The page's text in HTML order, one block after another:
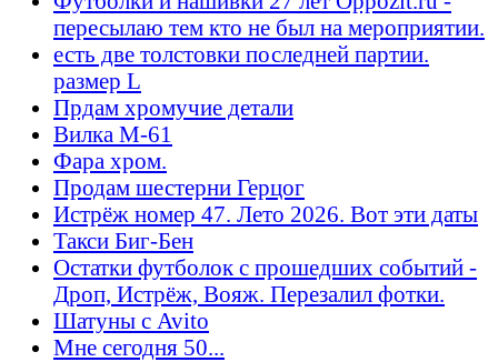
пересылаю тем кто не был на мероприятии.
есть две толстовки последней партии.
размер L
Прдам хромучие детали
Вилка М-61
Фара хром.
Продам шестерни Герцог
Истрёж номер 47. Лето 2026. Вот эти даты
Такси Биг-Бен
Остатки футболок с прошедших событий -
Дроп, Истрёж, Вояж. Перезалил фотки.
Шатуны с Avito
Мне сегодня 50...